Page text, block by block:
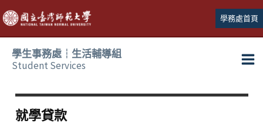
跳
至
主
學務處首頁
學生事務處┆生活輔導組
Student Services
就學貸款